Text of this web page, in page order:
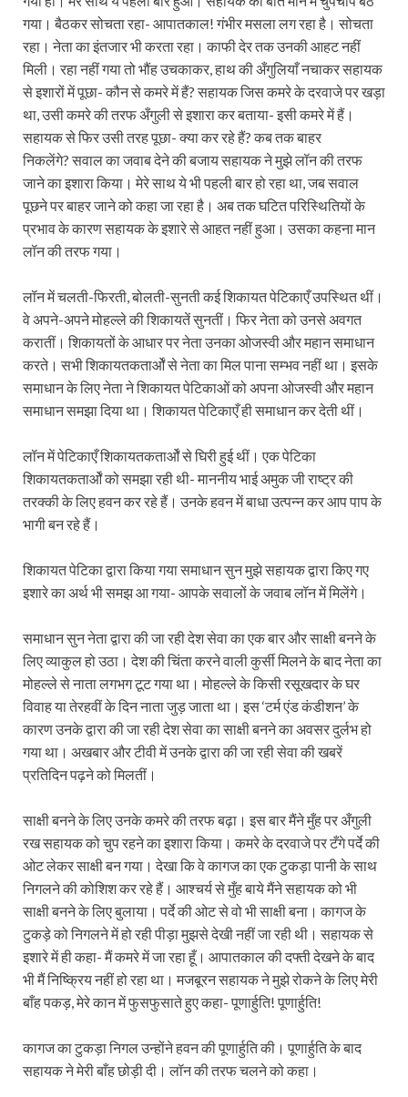
गया। बैठकर सोचता रहा- आपातकाल! गंभीर मसला लग रहा है। सोचता
रहा। नेता का इंतजार भी करता रहा। काफी देर तक उनकी आहट नहीं
मिली। रहा नहीं गया तो भौंह उचकाकर, हाथ की अँगुलियाँ नचाकर सहायक
से इशारों में पूछा- कौन से कमरे में हैं? सहायक जिस कमरे के दरवाजे पर खड़ा
था, उसी कमरे की तरफ अँगुली से इशारा कर बताया- इसी कमरे में हैं।
सहायक से फिर उसी तरह पूछा- क्या कर रहे हैं? कब तक बाहर
निकलेंगे? सवाल का जवाब देने की बजाय सहायक ने मुझे लॉन की तरफ
जाने का इशारा किया। मेरे साथ ये भी पहली बार हो रहा था, जब सवाल
पूछने पर बाहर जाने को कहा जा रहा है। अब तक घटित परिस्थितियों के
प्रभाव के कारण सहायक के इशारे से आहत नहीं हुआ। उसका कहना मान
लॉन की तरफ गया।
लॉन में चलती-फिरती, बोलती-सुनती कई शिकायत पेटिकाएँ उपस्थित थीं।
वे अपने-अपने मोहल्ले की शिकायतें सुनतीं। फिर नेता को उनसे अवगत
करातीं। शिकायतों के आधार पर नेता उनका ओजस्वी और महान समाधान
करते। सभी शिकायतकतार्ओं से नेता का मिल पाना सम्भव नहीं था। इसके
समाधान के लिए नेता ने शिकायत पेटिकाओं को अपना ओजस्वी और महान
समाधान समझा दिया था। शिकायत पेटिकाएँ ही समाधान कर देती थीं।
लॉन में पेटिकाएँ शिकायतकतार्ओं से घिरी हुई थीं। एक पेटिका
शिकायतकतार्ओं को समझा रही थी- माननीय भाई अमुक जी राष्ट्र की
तरक्की के लिए हवन कर रहे हैं। उनके हवन में बाधा उत्पन्न कर आप पाप के
भागी बन रहे हैं।
शिकायत पेटिका द्वारा किया गया समाधान सुन मुझे सहायक द्वारा किए गए
इशारे का अर्थ भी समझ आ गया- आपके सवालों के जवाब लॉन में मिलेंगे।
समाधान सुन नेता द्वारा की जा रही देश सेवा का एक बार और साक्षी बनने के
लिए व्याकुल हो उठा। देश की चिंता करने वाली कुर्सी मिलने के बाद नेता का
मोहल्ले से नाता लगभग टूट गया था। मोहल्ले के किसी रसूखदार के घर
विवाह या तेरहवीं के दिन नाता जुड़ जाता था। इस ‘टर्म एंड कंडीशन’ के
कारण उनके द्वारा की जा रही देश सेवा का साक्षी बनने का अवसर दुर्लभ हो
गया था। अखबार और टीवी में उनके द्वारा की जा रही सेवा की खबरें
प्रतिदिन पढ़ने को मिलतीं।
साक्षी बनने के लिए उनके कमरे की तरफ बढ़ा। इस बार मैंने मुँह पर अँगुली
रख सहायक को चुप रहने का इशारा किया। कमरे के दरवाजे पर टँगे पर्दे की
ओट लेकर साक्षी बन गया। देखा कि वे कागज का एक टुकड़ा पानी के साथ
निगलने की कोशिश कर रहे हैं। आश्चर्य से मुँह बाये मैंने सहायक को भी
साक्षी बनने के लिए बुलाया। पर्दे की ओट से वो भी साक्षी बना। कागज के
टुकड़े को निगलने में हो रही पीड़ा मुझसे देखी नहीं जा रही थी। सहायक से
इशारे में ही कहा- मैं कमरे में जा रहा हूँ। आपातकाल की दफ्ती देखने के बाद
भी मैं निष्क्रिय नहीं हो रहा था। मजबूरन सहायक ने मुझे रोकने के लिए मेरी
बाँह पकड़, मेरे कान में फुसफुसाते हुए कहा- पूणार्हुति! पूणार्हुति!
कागज का टुकड़ा निगल उन्होंने हवन की पूणार्हुति की। पूणार्हुति के बाद
सहायक ने मेरी बाँह छोड़ी दी। लॉन की तरफ चलने को कहा।